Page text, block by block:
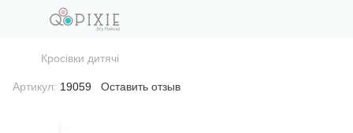
Кросівки дитячі
Артикул: 19059 Оставить отзыв